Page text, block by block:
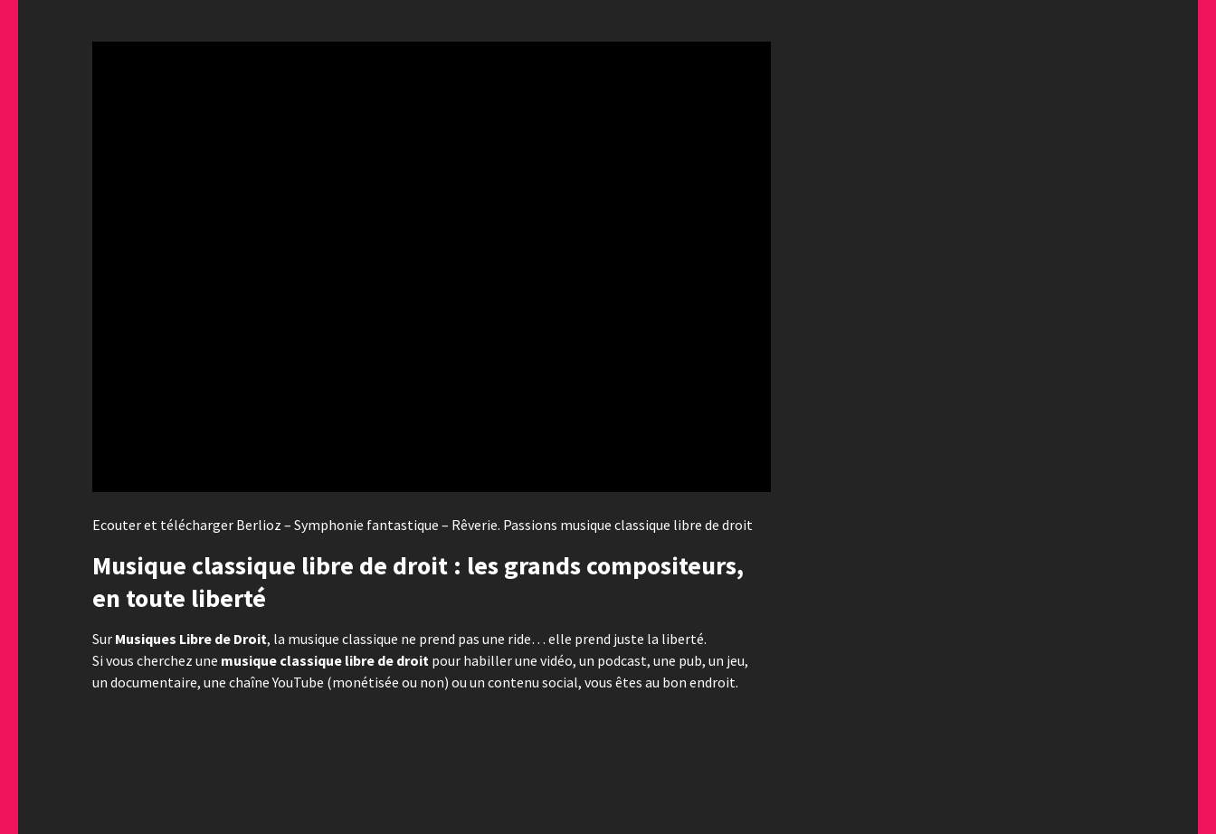
Ecouter et télécharger Berlioz – Symphonie fantastique – Rêverie. Passions musique classique libre de droit
Musique classique libre de droit : les grands compositeurs,
en toute liberté
Sur Musiques Libre de Droit, la musique classique ne prend pas une ride… elle prend juste la liberté.
Si vous cherchez une musique classique libre de droit pour habiller une vidéo, un podcast, une pub, un jeu,
un documentaire, une chaîne YouTube (monétisée ou non) ou un contenu social, vous êtes au bon endroit.